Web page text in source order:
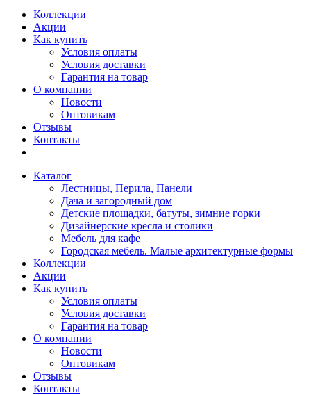
Коллекции
Акции
Как купить
Условия оплаты
Условия доставки
Гарантия на товар
О компании
Новости
Оптовикам
Отзывы
Контакты
Каталог
Лестницы, Перила, Панели
Дача и загородный дом
Детские площадки, батуты, зимние горки
Дизайнерские кресла и столики
Мебель для кафе
Городская мебель. Малые архитектурные формы
Коллекции
Акции
Как купить
Условия оплаты
Условия доставки
Гарантия на товар
О компании
Новости
Оптовикам
Отзывы
Контакты